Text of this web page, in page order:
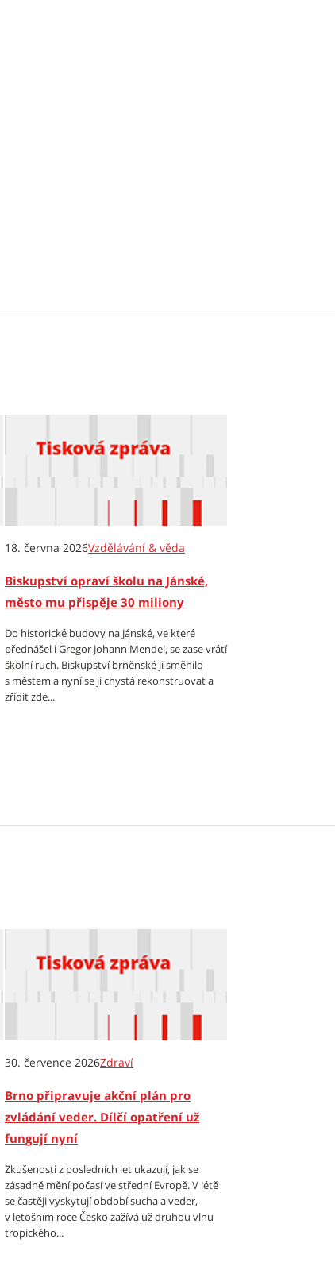
18. června 2026Vzdělávání & věda
Biskupství opraví školu na Jánské,
město mu přispěje 30 miliony
Do historické budovy na Jánské, ve které
přednášel i Gregor Johann Mendel, se zase vrátí
školní ruch. Biskupství brněnské ji směnilo
s městem a nyní se ji chystá rekonstruovat a
zřídit zde...
30. července 2026Zdraví
Brno připravuje akční plán pro
zvládání veder. Dílčí opatření už
fungují nyní
Zkušenosti z posledních let ukazují, jak se
zásadně mění počasí ve střední Evropě. V létě
se častěji vyskytují období sucha a veder,
v letošním roce Česko zažívá už druhou vlnu
tropického...